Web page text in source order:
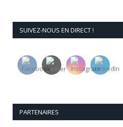
SUIVEZ-NOUS EN DIRECT !
PARTENAIRES